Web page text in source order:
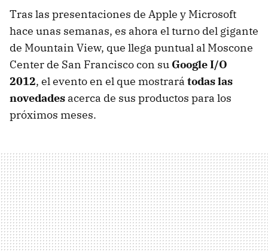
Tras las presentaciones de Apple y Microsoft
hace unas semanas, es ahora el turno del gigante
de Mountain View, que llega puntual al Moscone
Center de San Francisco con su Google I/O
2012, el evento en el que mostrará todas las
novedades acerca de sus productos para los
próximos meses.